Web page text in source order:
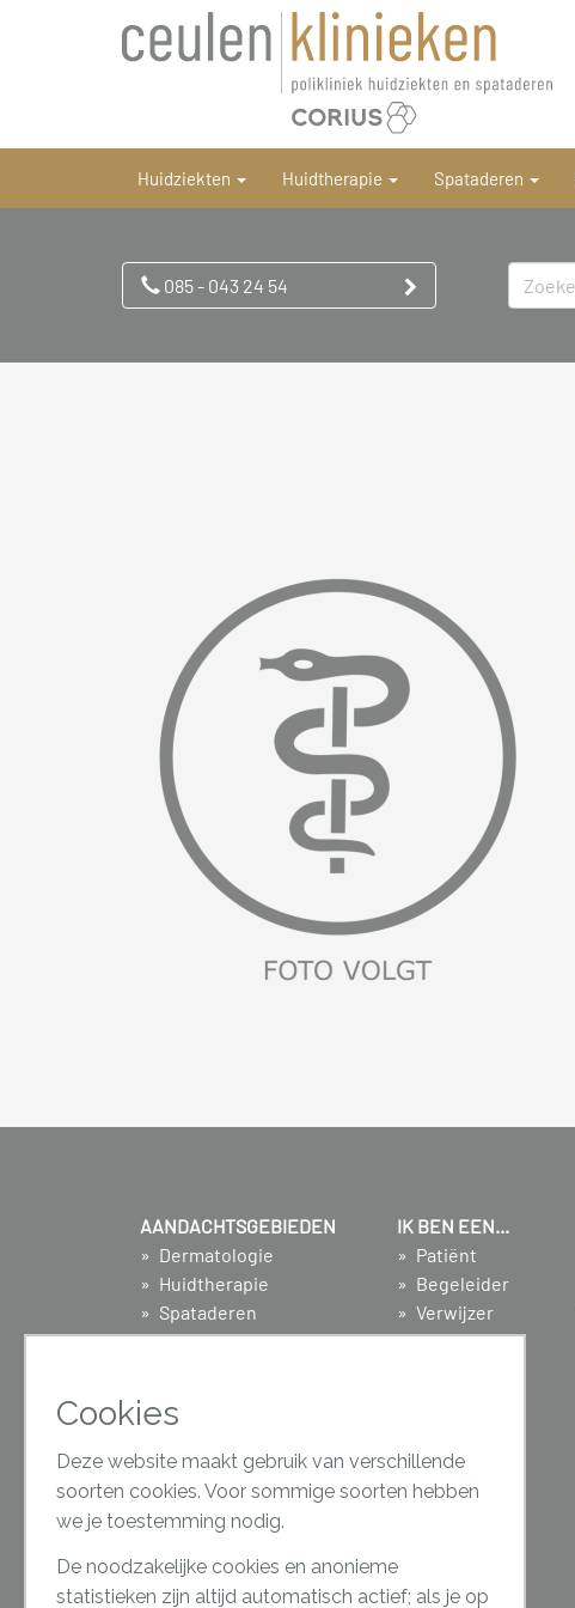
Huidziekten Huidtherapie Spataderen
085 - 043 24 54
AANDACHTSGEBIEDEN
Dermatologie
Huidtherapie
Spataderen
Proctologie
IK BEN EEN...
Patiënt
Begeleider
Verwijzer
Cookies
Deze website maakt gebruik van verschillende
soorten cookies. Voor sommige soorten hebben
we je toestemming nodig.
De noodzakelijke cookies en anonieme
statistieken zijn altijd automatisch actief; als je op